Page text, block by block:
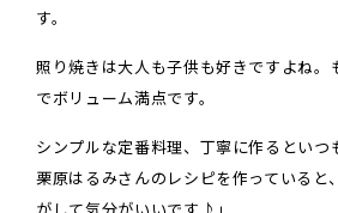
す。
照り焼きは大人も子供も好きですよね。
でボリューム満点です。
シンプルな定番料理、丁寧に作るといつ
栗原はるみさんのレシピを作っていると